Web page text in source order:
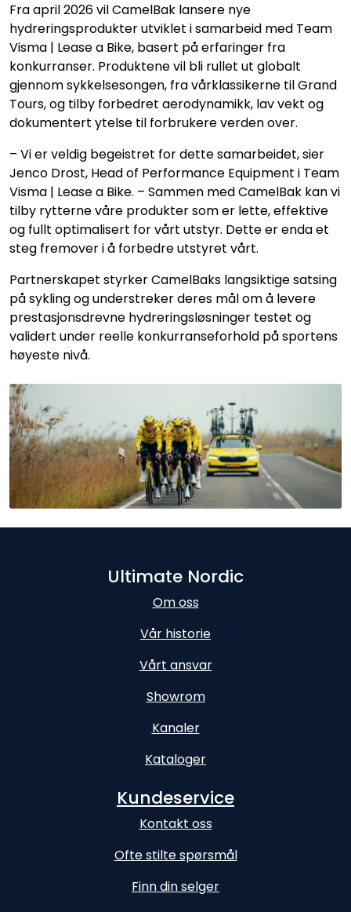
Fra april 2026 vil CamelBak lansere nye
hydreringsprodukter utviklet i samarbeid med Team
Visma | Lease a Bike, basert på erfaringer fra
konkurranser. Produktene vil bli rullet ut globalt
gjennom sykkelsesongen, fra vårklassikerne til Grand
Tours, og tilby forbedret aerodynamikk, lav vekt og
dokumentert ytelse til forbrukere verden over.
– Vi er veldig begeistret for dette samarbeidet, sier
Jenco Drost, Head of Performance Equipment i Team
Visma | Lease a Bike. – Sammen med CamelBak kan vi
tilby rytterne våre produkter som er lette, effektive
og fullt optimalisert for vårt utstyr. Dette er enda et
steg fremover i å forbedre utstyret vårt.
Partnerskapet styrker CamelBaks langsiktige satsing
på sykling og understreker deres mål om å levere
prestasjonsdrevne hydreringsløsninger testet og
validert under reelle konkurranseforhold på sportens
høyeste nivå.
Ultimate Nordic
Om oss
Vår historie
Vårt ansvar
Showrom
Kanaler
Kataloger
Kundeservice
Kontakt oss
Ofte stilte spørsmål
Finn din selger